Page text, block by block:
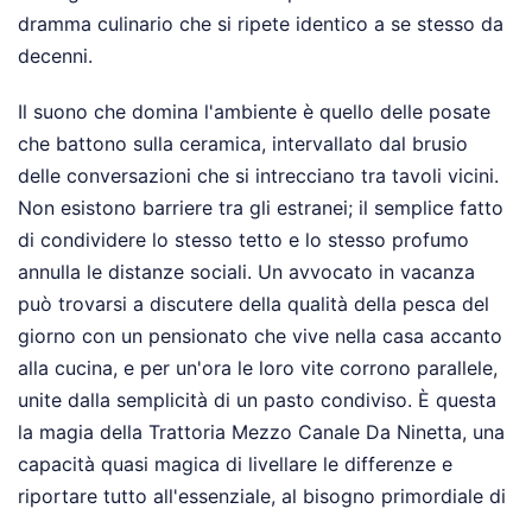
dramma culinario che si ripete identico a se stesso da
decenni.
Il suono che domina l'ambiente è quello delle posate
che battono sulla ceramica, intervallato dal brusio
delle conversazioni che si intrecciano tra tavoli vicini.
Non esistono barriere tra gli estranei; il semplice fatto
di condividere lo stesso tetto e lo stesso profumo
annulla le distanze sociali. Un avvocato in vacanza
può trovarsi a discutere della qualità della pesca del
giorno con un pensionato che vive nella casa accanto
alla cucina, e per un'ora le loro vite corrono parallele,
unite dalla semplicità di un pasto condiviso. È questa
la magia della Trattoria Mezzo Canale Da Ninetta, una
capacità quasi magica di livellare le differenze e
riportare tutto all'essenziale, al bisogno primordiale di